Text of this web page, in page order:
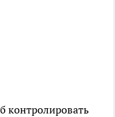
контролировать